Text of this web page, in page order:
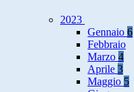
2023
Gennaio 6
Febbraio
Marzo 4
Aprile 3
Maggio 5